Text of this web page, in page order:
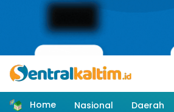
Home Nasional Daerah